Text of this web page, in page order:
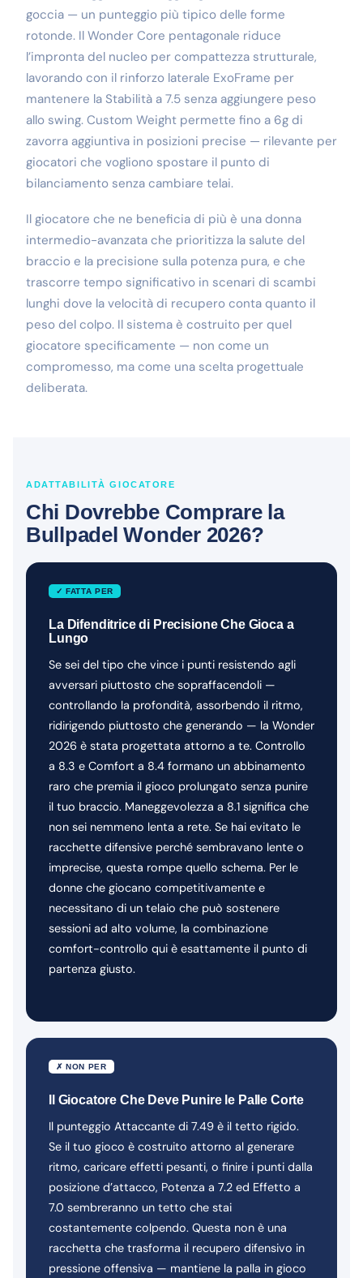
goccia — un punteggio più tipico delle forme
rotonde. Il Wonder Core pentagonale riduce
l’impronta del nucleo per compattezza strutturale,
lavorando con il rinforzo laterale ExoFrame per
mantenere la Stabilità a 7.5 senza aggiungere peso
allo swing. Custom Weight permette fino a 6g di
zavorra aggiuntiva in posizioni precise — rilevante per
giocatori che vogliono spostare il punto di
bilanciamento senza cambiare telai.
Il giocatore che ne beneficia di più è una donna
intermedio-avanzata che prioritizza la salute del
braccio e la precisione sulla potenza pura, e che
trascorre tempo significativo in scenari di scambi
lunghi dove la velocità di recupero conta quanto il
peso del colpo. Il sistema è costruito per quel
giocatore specificamente — non come un
compromesso, ma come una scelta progettuale
deliberata.
ADATTABILITÀ GIOCATORE
Chi Dovrebbe Comprare la
Bullpadel Wonder 2026?
✓ FATTA PER
La Difenditrice di Precisione Che Gioca a
Lungo
Se sei del tipo che vince i punti resistendo agli
avversari piuttosto che sopraffacendoli —
controllando la profondità, assorbendo il ritmo,
ridirigendo piuttosto che generando — la Wonder
2026 è stata progettata attorno a te. Controllo
a 8.3 e Comfort a 8.4 formano un abbinamento
raro che premia il gioco prolungato senza punire
il tuo braccio. Maneggevolezza a 8.1 significa che
non sei nemmeno lenta a rete. Se hai evitato le
racchette difensive perché sembravano lente o
imprecise, questa rompe quello schema. Per le
donne che giocano competitivamente e
necessitano di un telaio che può sostenere
sessioni ad alto volume, la combinazione
comfort-controllo qui è esattamente il punto di
partenza giusto.
✗ NON PER
Il Giocatore Che Deve Punire le Palle Corte
Il punteggio Attaccante di 7.49 è il tetto rigido.
Se il tuo gioco è costruito attorno al generare
ritmo, caricare effetti pesanti, o finire i punti dalla
posizione d’attacco, Potenza a 7.2 ed Effetto a
7.0 sembreranno un tetto che stai
costantemente colpendo. Questa non è una
racchetta che trasforma il recupero difensivo in
pressione offensiva — mantiene la palla in gioco